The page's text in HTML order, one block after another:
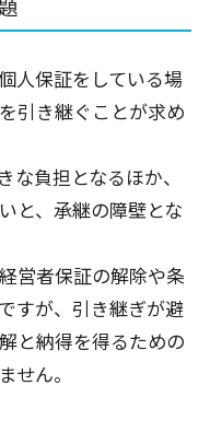
人保証をしている場
引き継ぐことが求め
負担となるほか、
と、承継の障壁とな
営者保証の解除や条
すが、引き継ぎが避
と納得を得るための
せん。